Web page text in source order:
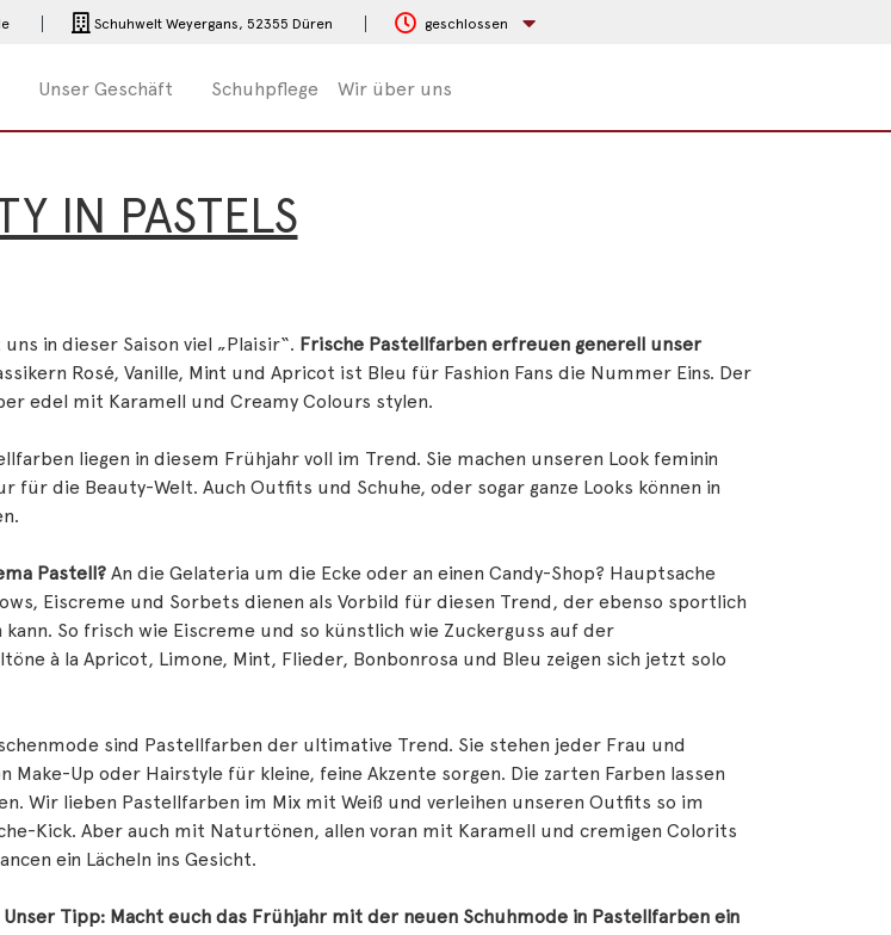
Schuhwelt Weyergans, 52355 Düren geschlossen
Unser Geschäft Schuhpflege Wir über uns
IN PASTELS
in dieser Saison viel „Plaisir“. Frische Pastellfarben erfreuen generell unser
Rosé, Vanille, Mint und Apricot ist Bleu für Fashion Fans die Nummer Eins. Der
edel mit Karamell und Creamy Colours stylen.
liegen in diesem Frühjahr voll im Trend. Sie machen unseren Look feminin
für die Beauty-Welt. Auch Outfits und Schuhe, oder sogar ganze Looks können in
Pastell? An die Gelateria um die Ecke oder an einen Candy-Shop? Hauptsache
Eiscreme und Sorbets dienen als Vorbild für diesen Trend, der ebenso sportlich
So frisch wie Eiscreme und so künstlich wie Zuckerguss auf der
à la Apricot, Limone, Mint, Flieder, Bonbonrosa und Bleu zeigen sich jetzt solo
sind Pastellfarben der ultimative Trend. Sie stehen jeder Frau und
Make-Up oder Hairstyle für kleine, feine Akzente sorgen. Die zarten Farben lassen
Wir lieben Pastellfarben im Mix mit Weiß und verleihen unseren Outfits so im
Kick. Aber auch mit Naturtönen, allen voran mit Karamell und cremigen Colorits
ein Lächeln ins Gesicht.
Unser Tipp: Macht euch das Frühjahr mit der neuen Schuhmode in Pastellfarben ein